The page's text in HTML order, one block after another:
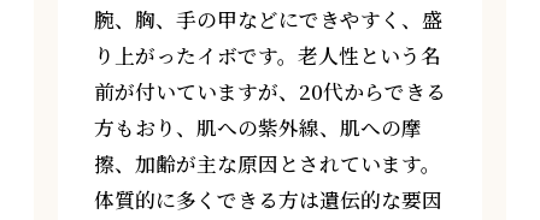
腕、胸、手の甲などにできやすく、盛
り上がったイボです。老人性という名
前が付いていますが、20代からできる
方もおり、肌への紫外線、肌への摩
擦、加齢が主な原因とされています。
体質的に多くできる方は遺伝的な要因